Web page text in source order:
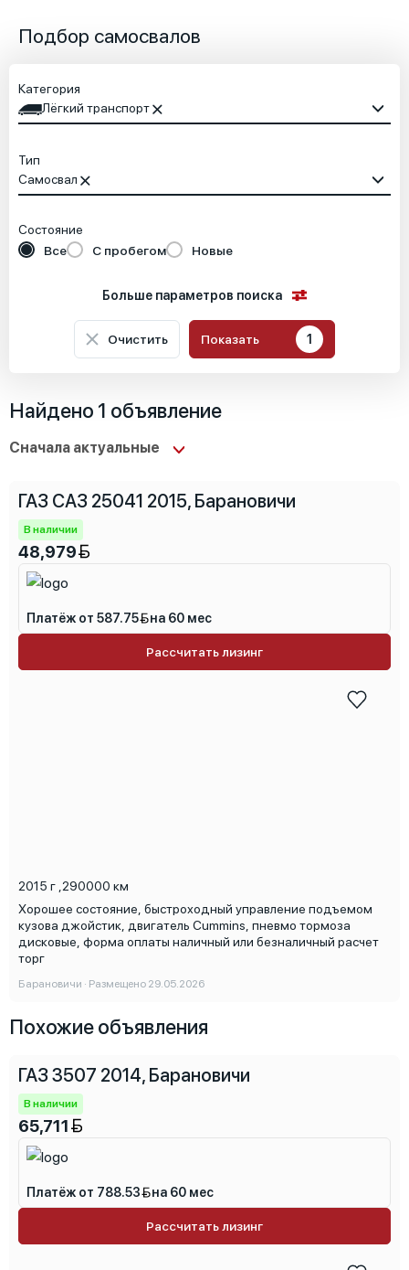
Подбор самосвалов
Категория
Лёгкий транспорт
Тип
Самосвал
Состояние
Все
С пробегом Новые
Больше параметров поиска
Местоположение
Специальные характеристики
Очистить Показать 1
Найдено 1 объявление
2015 г 290000 км
Хорошее состояние, быстроходный управление подъемом
кузова джойстик, двигатель Cummins, пневмо тормоза
дисковые, форма оплаты наличный или безналичный расчет
торг
Барановичи · Размещено 29.05.2026
ГАЗ САЗ 25041 2015, Барановичи
В наличии
48,979
Платёж от 587.75 на 60 мес
Рассчитать лизинг
Похожие объявления
ГАЗ 3507 2014, Барановичи
В наличии
65,711
Платёж от 788.53 на 60 мес
Рассчитать лизинг